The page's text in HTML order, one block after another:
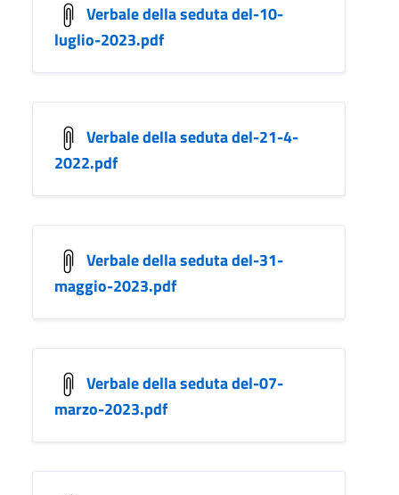
Verbale della seduta del-10-
luglio-2023.pdf
Verbale della seduta del-21-4-
2022.pdf
Verbale della seduta del-31-
maggio-2023.pdf
Verbale della seduta del-07-
marzo-2023.pdf